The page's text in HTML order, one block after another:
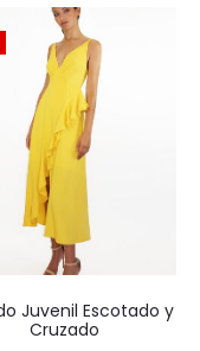
Juvenil Escotado y
Cruzado